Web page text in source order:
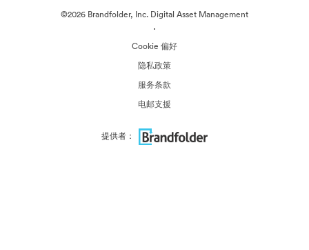
©2026 Brandfolder, Inc. Digital Asset Management
·
Cookie 偏好
隐私政策
服务条款
电邮支援
提供者：